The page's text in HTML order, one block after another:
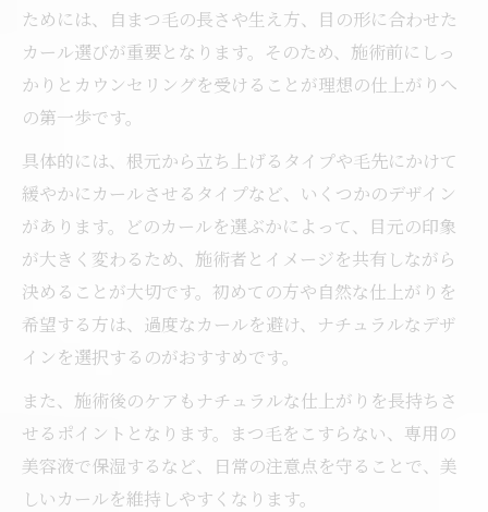
ためには、自まつ毛の長さや生え方、目の形に合わせた
カール選びが重要となります。そのため、施術前にしっ
かりとカウンセリングを受けることが理想の仕上がりへ
の第一歩です。
具体的には、根元から立ち上げるタイプや毛先にかけて
緩やかにカールさせるタイプなど、いくつかのデザイン
があります。どのカールを選ぶかによって、目元の印象
が大きく変わるため、施術者とイメージを共有しながら
決めることが大切です。初めての方や自然な仕上がりを
希望する方は、過度なカールを避け、ナチュラルなデザ
インを選択するのがおすすめです。
また、施術後のケアもナチュラルな仕上がりを長持ちさ
せるポイントとなります。まつ毛をこすらない、専用の
美容液で保湿するなど、日常の注意点を守ることで、美
しいカールを維持しやすくなります。